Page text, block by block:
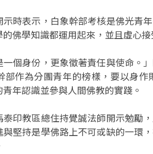
時表示，白象幹部考核是佛光青
佛學知識都運用起來，並且虛心
一個身份，更象徵著責任與使命。
部作為分團青年的榜樣，要以身
年認識並參與人間佛教的實踐。
印教區總住持覺誠法師開示勉勵
與堅持是學佛路上不可或缺的一環